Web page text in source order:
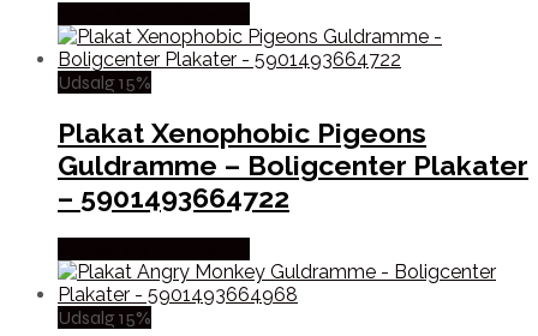
Udsalg 15%
Plakat Xenophobic Pigeons
Guldramme – Boligcenter Plakater
– 5901493664722
Udsalg 15%